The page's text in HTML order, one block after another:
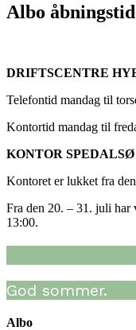
Albo
DRIFTSCENTRE
Telefontid mandag til
Kontortid mandag til
KONTOR
Kontoret er lukket fra
Fra den 20. – 31. juli har
13:00.
God sommer.
Albo